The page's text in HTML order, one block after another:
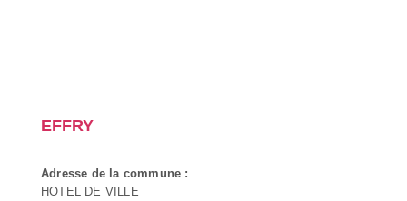
EFFRY
Adresse de la commune :
HOTEL DE VILLE